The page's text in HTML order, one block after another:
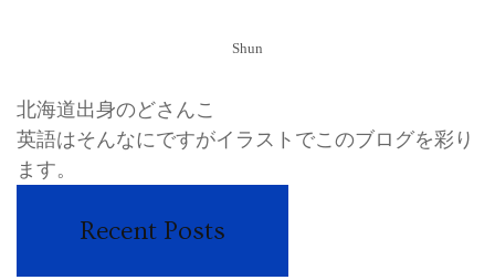
Shun
北海道出身のどさんこ
英語はそんなにですがイラストでこのブログを彩り
ます。
Recent Posts